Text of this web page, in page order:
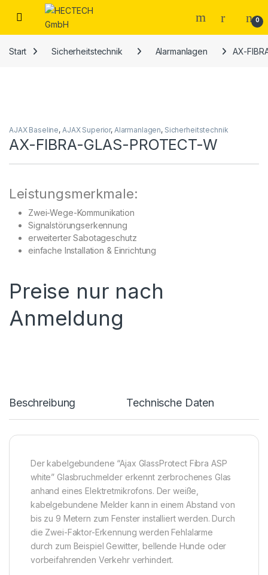
Open 0
Start Sicherheitstechnik Alarmanlagen AX-
AJAX Baseline, AJAX Superior, Alarmanlagen, Sicherheitstechnik
AX-FIBRA-GLAS-PROTECT-W
Leistungsmerkmale:
Zwei-Wege-Kommunikation
Signalstörungserkennung
erweiterter Sabotageschutz
einfache Installation & Einrichtung
Preise nur nach
Anmeldung
Beschreibung Technische Daten
Der kabelgebundene “Ajax GlassProtect Fibra ASP
white” Glasbruchmelder erkennt zerbrochenes Glas
anhand eines Elektretmikrofons. Der weiße,
kabelgebundene Melder kann in einem Abstand von
bis zu 9 Metern zum Fenster installiert werden. Durch
die Zwei-Faktor-Erkennung werden Fehlalarme
durch zum Beispiel Gewitter, bellende Hunde oder
vorbeifahrenden Verkehr verhindert.